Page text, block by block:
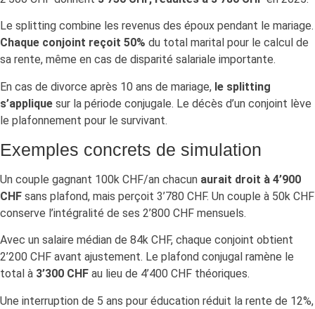
Le splitting combine les revenus des époux pendant le mariage.
Chaque conjoint reçoit 50% du total marital pour le calcul de
sa rente, même en cas de disparité salariale importante.
En cas de divorce après 10 ans de mariage, le splitting
s’applique sur la période conjugale. Le décès d’un conjoint lève
le plafonnement pour le survivant.
Exemples concrets de simulation
Un couple gagnant 100k CHF/an chacun aurait droit à 4’900
CHF sans plafond, mais perçoit 3’780 CHF. Un couple à 50k CHF
conserve l’intégralité de ses 2’800 CHF mensuels.
Avec un salaire médian de 84k CHF, chaque conjoint obtient
2’200 CHF avant ajustement. Le plafond conjugal ramène le
total à 3’300 CHF au lieu de 4’400 CHF théoriques.
Une interruption de 5 ans pour éducation réduit la rente de 12%,